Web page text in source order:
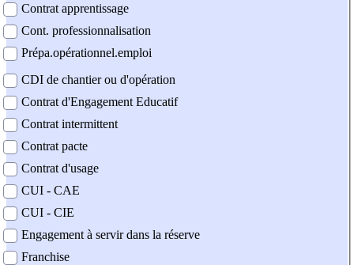
Contrat apprentissage
Cont. professionnalisation
Prépa.opérationnel.emploi
CDI de chantier ou d'opération
Contrat d'Engagement Educatif
Contrat intermittent
Contrat pacte
Contrat d'usage
CUI - CAE
CUI - CIE
Engagement à servir dans la réserve
Franchise